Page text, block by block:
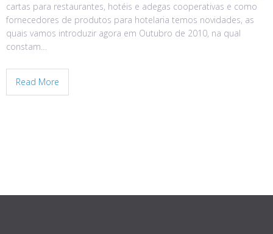
cartas para restaurantes, hotéis e adegas cooperativas e como
fornecedores de produtos para hotelaria temos novidades, as
quais vamos introduzir agora em Outubro de 2010, na qual
constam…
Read More